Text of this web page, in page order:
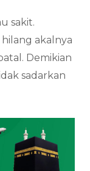
sakit.
akalnya
Demikian
sadarkan